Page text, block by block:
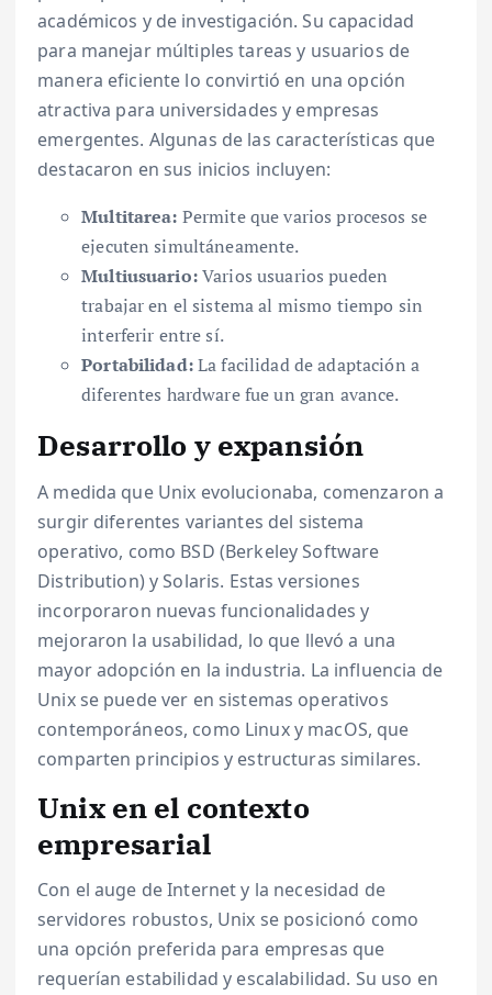
académicos y de investigación. Su capacidad
para manejar múltiples tareas y usuarios de
manera eficiente lo convirtió en una opción
atractiva para universidades y empresas
emergentes. Algunas de las características que
destacaron en sus inicios incluyen:
Multitarea: Permite que varios procesos se
ejecuten simultáneamente.
Multiusuario:Varios usuarios pueden
trabajar en el sistema al mismo tiempo sin
interferir entre sí.
Portabilidad:La facilidad de adaptación a
diferentes hardware fue un gran avance.
Desarrollo y expansión
A medida que Unix evolucionaba, comenzaron a
surgir diferentes variantes del sistema
operativo, como BSD (Berkeley Software
Distribution) y Solaris. Estas versiones
incorporaron nuevas funcionalidades y
mejoraron la usabilidad, lo que llevó a una
mayor adopción en la industria. La influencia de
Unix se puede ver en sistemas operativos
contemporáneos, como Linux y macOS, que
comparten principios y estructuras similares.
Unix en el contexto
empresarial
Con el auge de Internet y la necesidad de
servidores robustos, Unix se posicionó como
una opción preferida para empresas que
requerían estabilidad y escalabilidad. Su uso en